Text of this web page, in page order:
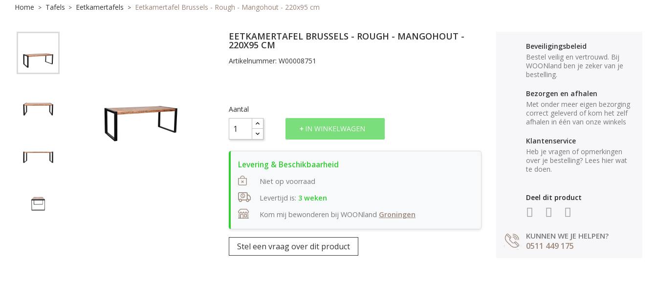
Home Tafels Eetkamertafels Eetkamertafel Brussels - Rough - Mangohout - 220x95 cm
EETKAMERTAFEL BRUSSELS - ROUGH - MANGOHOUT -
220X95 CM
Artikelnummer: W00008751
Aantal
IN WINKELWAGEN
Niet op voorraad
Levertijd is: 3 weken
Kom mij bewonderen bij WOONland Groningen
Stel een vraag over dit product
Beveiligingsbeleid
Bestel veilig en vertrouwd. Bij
WOONland ben je zeker van je
bestelling.
Bezorgen en afhalen
Met onder meer eigen bezorging
correct geleverd of kom het zelf
afhalen in één van onze winkels
Klantenservice
Heb je vragen of opmerkingen
over je bestelling? Lees hier wat
te doen.
Deel dit product
KUNNEN WE JE HELPEN?
0511 449 175